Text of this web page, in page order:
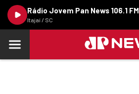
Rádio Jovem Pan News 106.1 FM
Itajaí / SC